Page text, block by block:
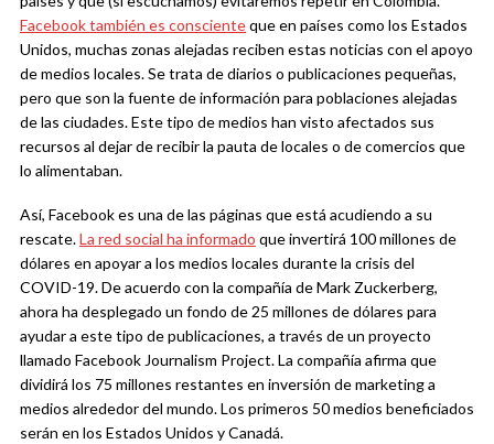
Facebook también es conscienteque en países como los Estados
Unidos, muchas zonas alejadas reciben estas noticias con el apoyo
de medios locales. Se trata de diarios o publicaciones pequeñas,
pero que son la fuente de información para poblaciones alejadas
de las ciudades. Este tipo de medios han visto afectados sus
recursos al dejar de recibir la pauta de locales o de comercios que
lo alimentaban.
Así, Facebook es una de las páginas que está acudiendo a su
rescate.La red social ha informado que invertirá 100 millones de
dólares en apoyar a los medios locales durante la crisis del
COVID-19. De acuerdo con la compañía de Mark Zuckerberg,
ahora ha desplegado un fondo de 25 millones de dólares para
ayudar a este tipo de publicaciones, a través de un proyecto
llamado Facebook Journalism Project. La compañía afirma que
dividirá los 75 millones restantes en inversión de marketing a
medios alrededor del mundo. Los primeros 50 medios beneficiados
serán en los Estados Unidos y Canadá.